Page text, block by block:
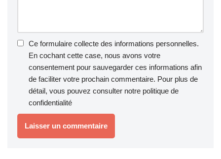
Ce formulaire collecte des informations personnelles.
En cochant cette case, nous avons votre
consentement pour sauvegarder ces informations afin
de faciliter votre prochain commentaire. Pour plus de
détail, vous pouvez consulter notre politique de
confidentialité